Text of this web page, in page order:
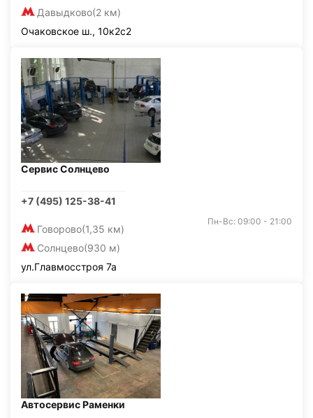
Давыдково(2 км)
Очаковское ш., 10к2с2
Сервис Солнцево
+7 (495) 125-38-41
Говорово(1,35 км)
Солнцево(930 м)
Пн-Вс: 09:00 - 21:00
ул.Главмосстроя 7а
Автосервис Раменки